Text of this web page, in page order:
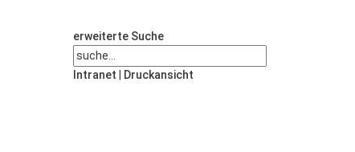
erweiterte Suche
Intranet Druckansicht